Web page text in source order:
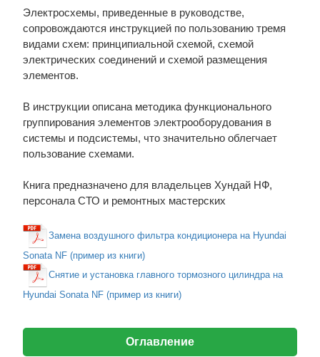
Электросхемы, приведенные в руководстве,
сопровождаются инструкцией по пользованию тремя
видами схем: принципиальной схемой, схемой
электрических соединений и схемой размещения
элементов.
В инструкции описана методика функционального
группирования элементов электрооборудования в
системы и подсистемы, что значительно облегчает
пользование схемами.
Книга предназначено для владельцев Хундай НФ,
персонала СТО и ремонтных мастерских
Замена воздушного фильтра кондиционера на Hyundai
Sonata NF (пример из книги)
Снятие и установка главного тормозного цилиндра на
Hyundai Sonata NF (пример из книги)
Оглавление